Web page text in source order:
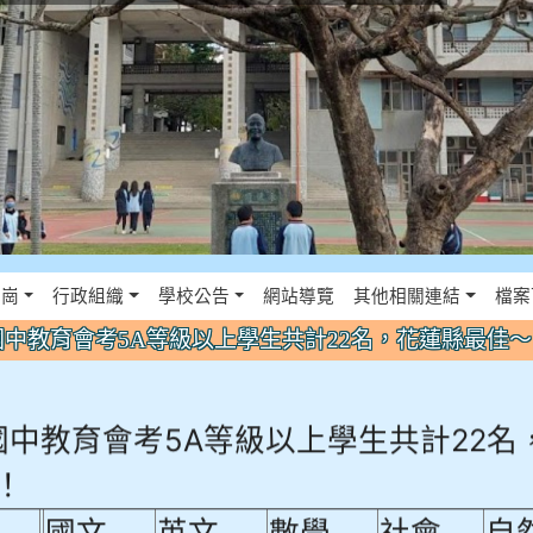
景設定行政組織 學校公告 網站導覽 其他相關連結 檔
教育會考5A等級以上學生共計22名，花蓮縣最佳
中教育會考5A等級以上學生共計22名
國文
英文 數學 社會 自